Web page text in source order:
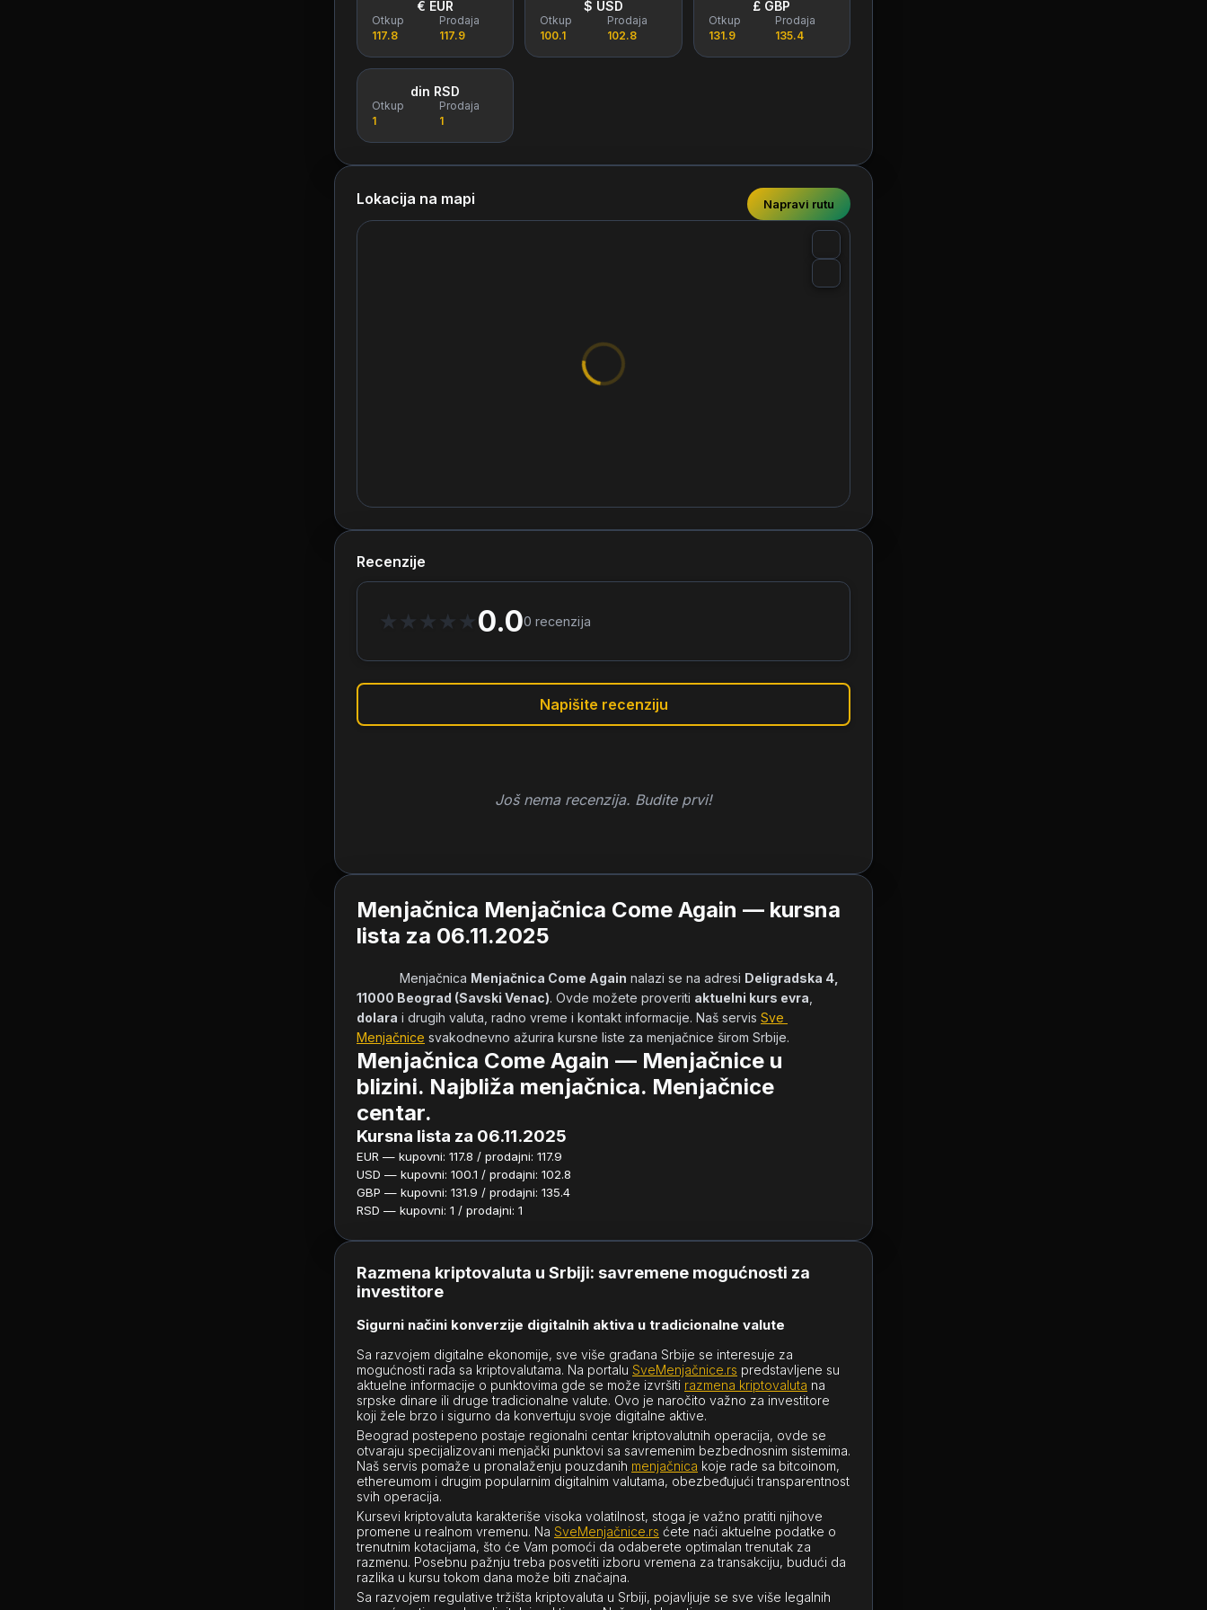
€ EUR
Otkup
117.8
Prodaja
117.9
$ USD
Otkup
100.1
Prodaja
102.8
£ GBP
Otkup
131.9
Prodaja
135.4
din RSD
Otkup
1
Prodaja
1
Lokacija na mapi Napravi rutu
Recenzije
★ ★ ★ ★ ★0.00 recenzija
Napišite recenziju
Još nema recenzija. Budite prvi!
Menjačnica Menjačnica Come Again — kursna
lista za 06.11.2025
            Menjačnica
Menjačnica Come Again nalazi se na adresi Deligradska 4,
11000 Beograd (Savski Venac). Ovde možete proveriti aktuelni kurs evra
dolara i drugih valuta, radno vreme i kontakt informacije. Naš servis Sve
Menjačnice svakodnevno ažurira kursne liste za menjačnice širom Srbije.
Menjačnica Come Again — Menjačnice u
blizini. Najbliža menjačnica. Menjačnice
centar.
Kursna lista za 06.11.2025
EUR — kupovni: 117.8 / prodajni: 117.9
USD — kupovni: 100.1 / prodajni: 102.8
GBP — kupovni: 131.9 / prodajni: 135.4
RSD — kupovni: 1 / prodajni: 1
Razmena kriptovaluta u Srbiji: savremene mogućnosti za
investitore
Sigurni načini konverzije digitalnih aktivа u tradicionalne valute
Sa razvojem digitalne ekonomije, sve više građana Srbije se interesuje za
mogućnosti rada sa kriptovalutama. Na portalu SveMenjačnice.rs predstavljene su
aktuelne informacije o punktovima gde se može izvršiti razmena kriptovaluta na
srpske dinare ili druge tradicionalne valute. Ovo je naročito važno za investitore
koji žele brzo i sigurno da konvertuju svoje digitalne aktivе.
Beograd postepeno postaje regionalni centar kriptovalutnih operacija, ovde se
otvaraju specijalizovani menjački punktovi sa savremenim bezbednosnim sistemima.
Naš servis pomaže u pronalaženju pouzdanih menjačnica koje rade sa bitcoinom,
ethereumom i drugim popularnim digitalnim valutama, obezbeđujući transparentnost
svih operacija.
Kursevi kriptovaluta karakteriše visoka volatilnost, stoga je važno pratiti njihove
promene u realnom vremenu. Na SveMenjačnice.rs ćete naći aktuelne podatke o
trenutnim kotacijama, što će Vam pomoći da odaberete optimalan trenutak za
razmenu. Posebnu pažnju treba posvetiti izboru vremena za transakciju, budući da
razlika u kursu tokom dana može biti značajna.
Sa razvojem regulative tržišta kriptovaluta u Srbiji, pojavljuje se sve više legalnih